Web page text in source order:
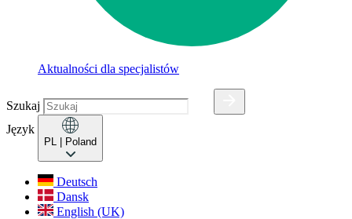
Aktualności dla specjalistów
Szukaj
Język
PL | Poland
Deutsch
Dansk
English (UK)